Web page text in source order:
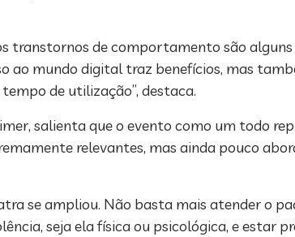
transtornos de comportamento são alguns
ao mundo digital traz benefícios, mas
de utilização”, destaca.
salienta que o evento como um todo
relevantes, mas ainda pouco
se ampliou. Não basta mais atender o
seja ela física ou psicológica, e estar